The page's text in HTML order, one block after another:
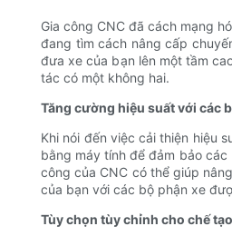
Gia công CNC đã cách mạng
đang tìm cách nâng cấp
đưa xe của bạn lên một tầm
tác có một không hai.
Tăng cường hiệu suất với các
Khi nói đến việc cải thiện hiệu
bằng máy tính để đảm bảo
công của CNC có thể giúp
của bạn với các bộ phận xe
Tùy chọn tùy chỉnh cho chế